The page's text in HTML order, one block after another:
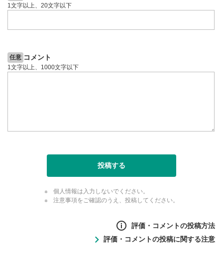
1文字以上、20文字以下
任意 コメント
1文字以上、1000文字以下
投稿する
個人情報は入力しないでください。
注意事項をご確認のうえ、投稿してください。
評価・コメントの投稿方法
評価・コメントの投稿に関する注意